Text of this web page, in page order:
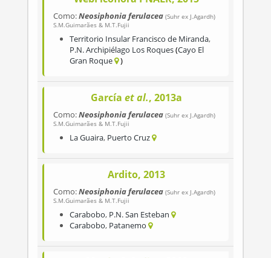
Como:Neosiphonia ferulacea (Suhr ex J.Agardh)
S.M.Guimarães & M.T.Fujii
Territorio Insular Francisco de Miranda,
P.N. Archipiélago Los Roques Cayo El
Gran Roque
García et al., 2013a
Como:Neosiphonia ferulacea (Suhr ex J.Agardh)
S.M.Guimarães & M.T.Fujii
La Guaira, Puerto Cruz
Ardito, 2013
Como:Neosiphonia ferulacea (Suhr ex J.Agardh)
S.M.Guimarães & M.T.Fujii
Carabobo, P.N. San Esteban
Carabobo, Patanemo